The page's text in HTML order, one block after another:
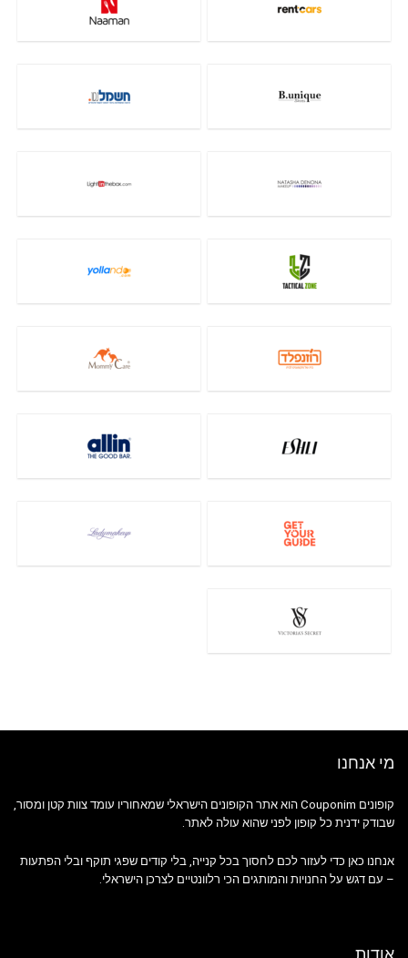
מי אנחנו
קופונים Couponim הוא אתר הקופונים הישראלי שמאחוריו עומד צוות קטן ומסור,
שבודק ידנית כל קופון לפני שהוא עולה לאתר.
אנחנו כאן כדי לעזור לכם לחסוך בכל קנייה, בלי קודים שפגי תוקף ובלי הפתעות
– עם דגש על החנויות והמותגים הכי רלוונטיים לצרכן הישראלי.
אודות